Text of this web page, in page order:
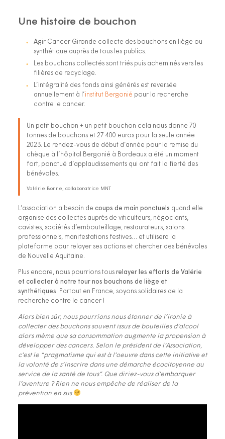
Une histoire de bouchon
Agir Cancer Gironde collecte des bouchons en liège ou
synthétique auprès de tous les publics.
Les bouchons collectés sont triés puis acheminés vers les
filières de recyclage.
L’intégralité des fonds ainsi générés est reversée
annuellement à l’ institut Bergonié pour la recherche
contre le cancer.
Un petit bouchon + un petit bouchon cela nous donne 70
tonnes de bouchons et 27 400 euros pour la seule année
2023. Le rendez-vous de début d’année pour la remise du
chèque à l’hôpital Bergonié à Bordeaux a été un moment
fort, ponctué d’applaudissements qui ont fait la fierté des
bénévoles.
Valérie Bonne, collaboratrice MNT
L’association a besoin de coups de main ponctuels quand elle
organise des collectes auprès de viticulteurs, négociants,
cavistes, sociétés d’embouteillage, restaurateurs, salons
professionnels, manifestations festives… et utilisera la
plateforme pour relayer ses actions et chercher des bénévoles
de Nouvelle Aquitaine.
Plus encore, nous pourrions tous relayer les efforts de Valérie
et collecter à notre tour nos bouchons de liège et
synthétiques. Partout en France, soyons solidaires de la
recherche contre le cancer !
Alors bien sûr, nous pourrions nous étonner de l’ironie à
collecter des bouchons souvent issus de bouteilles d’alcool
alors même que sa consommation augmente la propension à
développer des cancers. Selon le président de l’Association,
c’est le “pragmatisme qui est à l’oeuvre dans cette initiative et
la volonté de s’inscrire dans une démarche écocitoyenne au
service de la santé de tous”. Que diriez-vous d’embarquer
l’aventure ? Rien ne nous empêche de réaliser de la
prévention en sus